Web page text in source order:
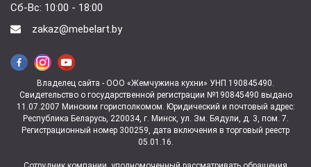
Сб-Вс: 10:00 - 18:00
zakaz@mebelart.by
Владелец сайта - ООО «Жемчужина кухни» УНП 190845490.
Свидетельство о государственной регистрации №190845490 выдано
11.07.2007 Минским горисполкомом. Юридический и почтовый адрес:
Республика Беларусь, 220034, г. Минск, ул. Зм. Бядули, д. 3, пом. 7.
Регистрационный номер 300259, дата включения в торговый реестр
05.01.16.